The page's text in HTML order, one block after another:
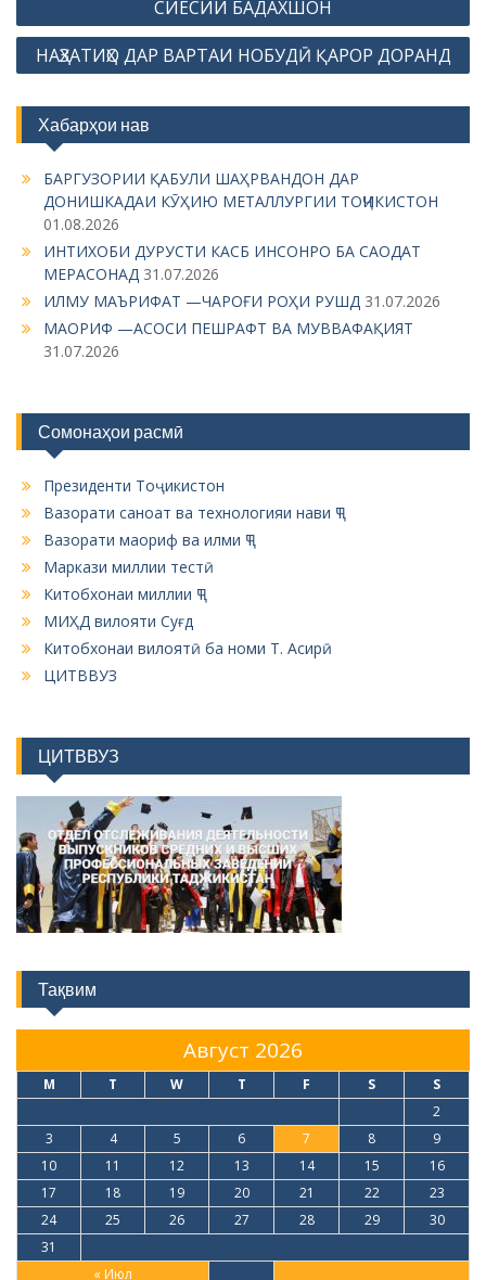
t
n
a
v
o
СИЁСИИ БАДАХШОН
НАҲЗАТИҲО ДАР ВАРТАИ НОБУДӢ ҚАРОР ДОРАНД
Хабарҳои нав
БАРГУЗОРИИ ҚАБУЛИ ШАҲРВАНДОН ДАР
ДОНИШКАДАИ КӮҲИЮ МЕТАЛЛУРГИИ ТОҶИКИСТОН
01.08.2026
ИНТИХОБИ ДУРУСТИ КАСБ ИНСОНРО БА САОДАТ
МЕРАСОНАД 31.07.2026
ИЛМУ МАЪРИФАТ —ЧАРОҒИ РОҲИ РУШД 31.07.2026
МАОРИФ —АСОСИ ПЕШРАФТ ВА МУВВАФАҚИЯТ
31.07.2026
Сомонаҳои расмӣ
Президенти Тоҷикистон
Вазорати саноат ва технологияи нави ҶТ
Вазорати маориф ва илми ҶТ
Маркази миллии тестӣ
Китобхонаи миллии ҶТ
МИҲД вилояти Суғд
Китобхонаи вилоятӣ ба номи Т. Асирӣ
ЦИТВВУЗ
ЦИТВВУЗ
Тақвим
Август 2026
M T W T F S S
« Июл
2
3
4 5 6 7 8
9
10
11 12 13 14 15
16
17
18 19 20 21 22
23
24
25 26 27 28 29
30
31